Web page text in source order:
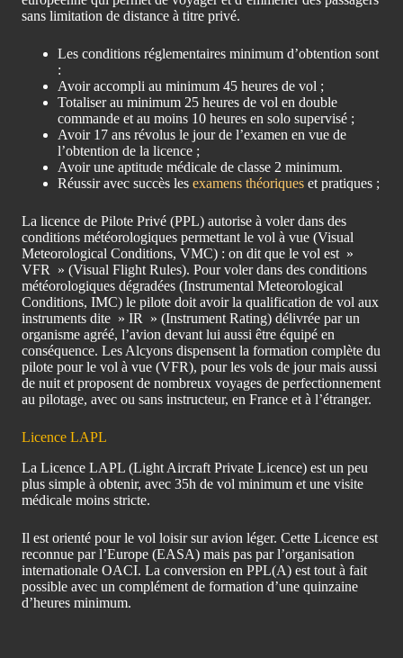
sans limitation de distance à titre privé.
Les conditions réglementaires minimum d’obtention sont
:
Avoir accompli au minimum 45 heures de vol ;
Totaliser au minimum 25 heures de vol en double
commande et au moins 10 heures en solo supervisé ;
Avoir 17 ans révolus le jour de l’examen en vue de
l’obtention de la licence ;
Avoir une aptitude médicale de classe 2 minimum.
Réussir avec succès les examens théoriques et pratiques ;
La licence de Pilote Privé (PPL) autorise à voler dans des
conditions météorologiques permettant le vol à vue (Visual
Meteorological Conditions, VMC) : on dit que le vol est »
VFR » (Visual Flight Rules). Pour voler dans des conditions
météorologiques dégradées (Instrumental Meteorological
Conditions, IMC) le pilote doit avoir la qualification de vol aux
instruments dite » IR » (Instrument Rating) délivrée par un
organisme agréé, l’avion devant lui aussi être équipé en
conséquence. Les Alcyons dispensent la formation complète du
pilote pour le vol à vue (VFR), pour les vols de jour mais aussi
de nuit et proposent de nombreux voyages de perfectionnement
au pilotage, avec ou sans instructeur, en France et à l’étranger.
Licence LAPL
La Licence LAPL (Light Aircraft Private Licence) est un peu
plus simple à obtenir, avec 35h de vol minimum et une visite
médicale moins stricte.
Il est orienté pour le vol loisir sur avion léger. Cette Licence est
reconnue par l’Europe (EASA) mais pas par l’organisation
internationale OACI. La conversion en PPL(A) est tout à fait
possible avec un complément de formation d’une quinzaine
d’heures minimum.